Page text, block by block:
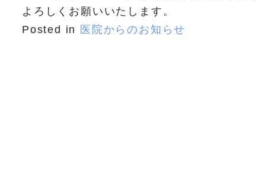
よろしくお願いいたします。
Posted in
医院からのお知らせ